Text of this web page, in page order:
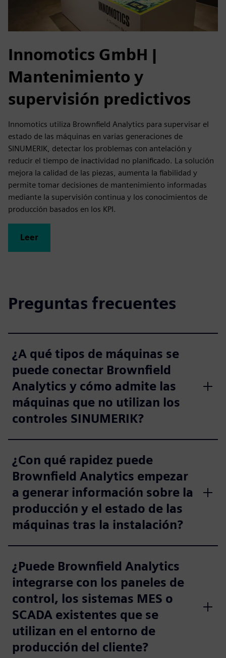
Innomotics GmbH |
Mantenimiento y
supervisión predictivos
Innomotics utiliza Brownfield Analytics para supervisar el
estado de las máquinas en varias generaciones de
SINUMERIK, detectar los problemas con antelación y
reducir el tiempo de inactividad no planificado. La solución
mejora la calidad de las piezas, aumenta la fiabilidad y
permite tomar decisiones de mantenimiento informadas
mediante la supervisión continua y los conocimientos de
producción basados en los KPI.
Leer
Preguntas frecuentes
¿A qué tipos de máquinas se
puede conectar Brownfield
Analytics y cómo admite las
máquinas que no utilizan los
controles SINUMERIK?
¿Con qué rapidez puede
Brownfield Analytics empezar
a generar información sobre la
producción y el estado de las
máquinas tras la instalación?
¿Puede Brownfield Analytics
integrarse con los paneles de
control, los sistemas MES o
SCADA existentes que se
utilizan en el entorno de
producción del cliente?